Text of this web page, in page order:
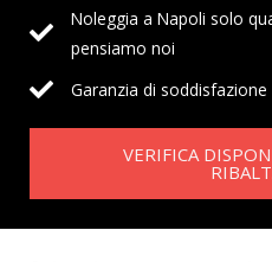
Noleggia a Napoli solo
pensiamo noi
Garanzia di
VERIFICA